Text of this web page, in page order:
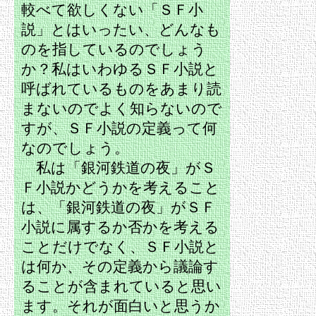
較べて欲しくない「ＳＦ小
説」とはいったい、どんなも
のを指しているのでしょう
か？私はいわゆるＳＦ小説と
呼ばれているものをあまり読
まないのでよく知らないので
すが、ＳＦ小説の定義って何
なのでしょう。
私は「銀河鉄道の夜」がＳ
Ｆ小説かどうかを考えること
は、「銀河鉄道の夜」がＳＦ
小説に属するか否かを考える
ことだけでなく、ＳＦ小説と
は何か、その定義から議論す
ることが含まれていると思い
ます。それが面白いと思うか